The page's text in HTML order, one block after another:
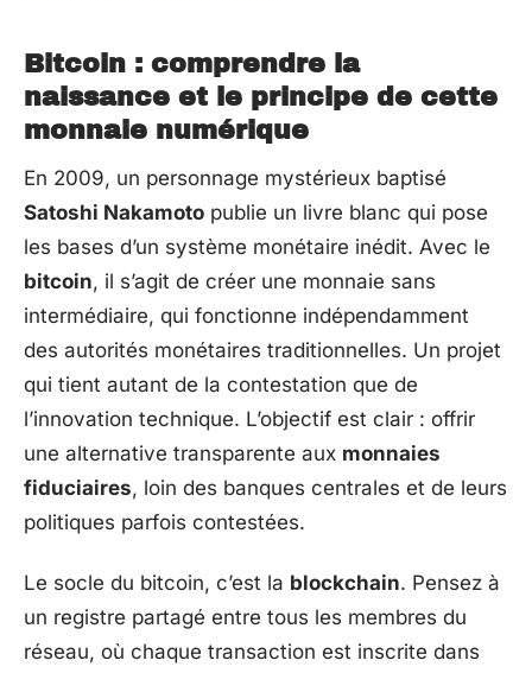
Bitcoin : comprendre la
naissance et le principe de cette
monnaie numérique
En 2009, un personnage mystérieux baptisé
Satoshi Nakamoto publie un livre blanc qui pose
les bases d’un système monétaire inédit. Avec le
bitcoin, il s’agit de créer une monnaie sans
intermédiaire, qui fonctionne indépendamment
des autorités monétaires traditionnelles. Un projet
qui tient autant de la contestation que de
l’innovation technique. L’objectif est clair : offrir
une alternative transparente aux monnaies
fiduciaires, loin des banques centrales et de leurs
politiques parfois contestées.
Le socle du bitcoin, c’est la blockchain. Pensez à
un registre partagé entre tous les membres du
réseau, où chaque transaction est inscrite dans